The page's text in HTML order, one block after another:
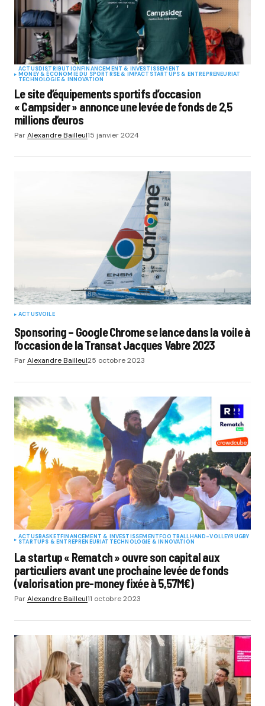
ACTUSDISTRIBUTIONFINANCEMENT & INVESTISSEMENT
MONEY & ÉCONOMIE DU SPORTRSE & IMPACT STARTUPS & ENTREPRENEURIAT
TECHNOLOGIE & INNOVATION
Le site d’équipements sportifs d’occasion
« Campsider » annonce une levée de fonds de 2,5
millions d’euros
ParAlexandre Bailleul15 janvier 2024
ACTUSVOILE
Sponsoring – Google Chrome se lance dans la voile à
l’occasion de la Transat Jacques Vabre 2023
ParAlexandre Bailleul25 octobre 2023
ACTUSBASKETFINANCEMENT & INVESTISSEMENTFOOTBALLHAND-VOLLEYRUGBY
STARTUPS & ENTREPRENEURIAT TECHNOLOGIE & INNOVATION
La startup « Rematch » ouvre son capital aux
particuliers avant une prochaine levée de fonds
(valorisation pre-money fixée à 5,57M€)
ParAlexandre Bailleul11 octobre 2023